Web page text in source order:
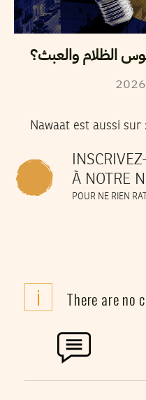
الظلام والعبث؟
2026
Nawaat est aussi sur :
À NOTRE
POUR NE RIEN
i There are no